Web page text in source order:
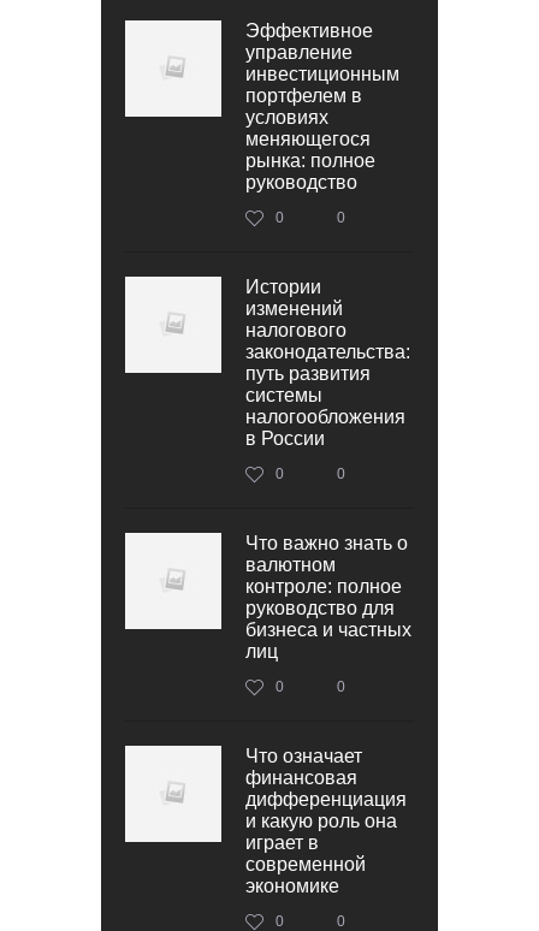
Эффективное
управление
инвестиционным
портфелем в
условиях
меняющегося
рынка: полное
руководство
0 0
Истории
изменений
налогового
законодательства:
путь развития
системы
налогообложения
в России
0 0
Что важно знать о
валютном
контроле: полное
руководство для
бизнеса и частных
лиц
0 0
Что означает
финансовая
дифференциация
и какую роль она
играет в
современной
экономике
0 0